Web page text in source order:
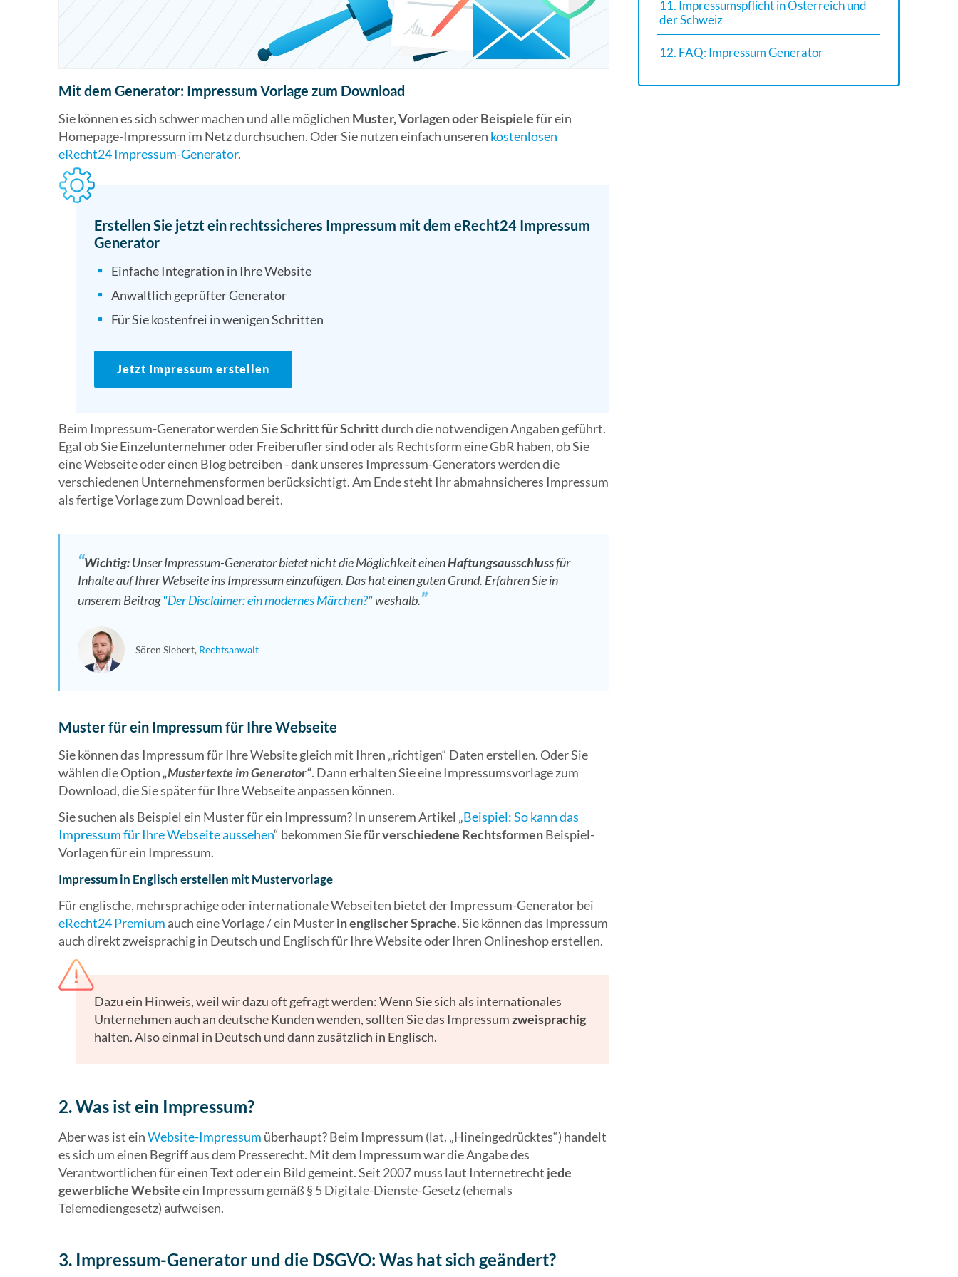
11. Impressumspflicht in Österreich und
der Schweiz
12. FAQ: Impressum Generator
mit gewissen Kosten
einher. Kein Muster oder Impressum-Generator kann aber die präzise Arbeit
eines Anwalts ersetzen. Bei vielen Besonderheiten bietet es sich daher an, einen Anwalt für die
Erstellung des Impressums zu beauftragen.
Mit dem Generator: Impressum Vorlage zum Download
Sie können es sich schwer machen und alle möglichen Muster, Vorlagen oder Beispielefür ein
Homepage-Impressum im Netz durchsuchen. Oder Sie nutzen einfach unseren kostenlosen
eRecht24 Impressum-Generator.
Erstellen Sie jetzt ein rechtssicheres Impressum mit dem eRecht24 Impressum
Generator
Einfache Integration in Ihre Website
Anwaltlich geprüfter Generator
Für Sie kostenfrei in wenigen Schritten
Jetzt Impressum erstellen
Beim Impressum-Generator werden SieSchritt für Schrittdurch die notwendigen Angaben geführt.
Egal ob Sie Einzelunternehmer oder Freiberufler sind oder als Rechtsform eine GbR haben, ob Sie
eine Webseite oder einen Blog betreiben - dank unseres Impressum-Generators werden die
verschiedenen Unternehmensformen berücksichtigt. Am Ende steht Ihr abmahnsicheres Impressum
als fertige Vorlage zum Download bereit.
Wichtig:Unser Impressum-Generator bietet nicht die Möglichkeit einenHaftungsausschlussfür
Inhalte auf Ihrer Webseite ins Impressum einzufügen. Das hat einen guten Grund. Erfahren Sie in
unserem Beitrag"Der Disclaimer: ein modernes Märchen?"weshalb.
Sören Siebert Rechtsanwalt
Muster für ein Impressum für Ihre Webseite
Sie können das Impressum für Ihre Website gleich mit Ihren „richtigen“ Daten erstellen. Oder Sie
wählen die Option„Mustertexte im Generator“. Dann erhalten Sie eine Impressumsvorlage zum
Download, die Sie später für Ihre Webseite anpassen können.
Sie suchen als Beispiel ein Muster für ein Impressum? In unserem Artikel „Beispiel: So kann das
Impressum für Ihre Webseite aussehen“ bekommen Siefür verschiedene RechtsformenBeispiel-
Vorlagen für ein Impressum.
Impressum in Englisch erstellen mit Mustervorlage
Für englische, mehrsprachige oder internationale Webseiten bietet der Impressum-Generator bei
eRecht24 Premium auch eine Vorlage / ein Musterin englischer Sprache. Sie können das Impressum
auch direkt zweisprachig in Deutsch und Englisch für Ihre Website oder Ihren Onlineshop erstellen.
Dazu ein Hinweis, weil wir dazu oft gefragt werden: Wenn Sie sich als internationales
Unternehmen auch an deutsche Kunden wenden, sollten Sie das Impressumzweisprachig
halten. Also einmal in Deutsch und dann zusätzlich in Englisch.
2. Was ist ein Impressum?
Aber was ist einWebsite-Impressum überhaupt? Beim Impressum (lat. „Hineingedrücktes“) handelt
es sich um einen Begriff aus dem Presserecht. Mit dem Impressum war die Angabe des
Verantwortlichen für einen Text oder ein Bild gemeint. Seit 2007 muss laut Internetrecht jede
gewerbliche Websiteein Impressum gemäß § 5 Digitale-Dienste-Gesetz (ehemals
Telemediengesetz) aufweisen.
3. Impressum-Generator und die DSGVO: Was hat sich geändert?